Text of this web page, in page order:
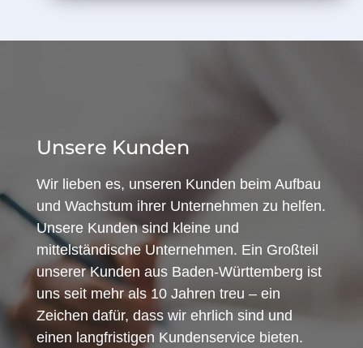
Unsere Kunden
Wir lieben es, unseren Kunden beim Aufbau
und Wachstum ihrer Unternehmen zu helfen.
Unsere Kunden sind kleine und
mittelständische Unternehmen. Ein Großteil
unserer Kunden aus Baden-Württemberg ist
uns seit mehr als 10 Jahren treu – ein
Zeichen dafür, dass wir ehrlich sind und
einen langfristigen Kundenservice bieten.